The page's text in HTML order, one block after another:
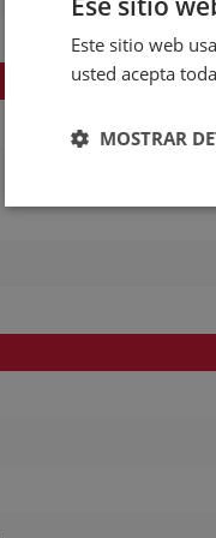
Este sitio web
usted acepta
MOSTRAR